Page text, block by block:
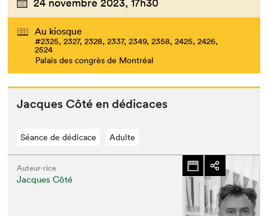
Au kiosque
#2325, 2327, 2328, 2337, 2349, 2358, 2425, 2426,
2524
Palais des congrès de Montréal
Jacques Côté en dédicaces
Séance de dédicace Adulte
Auteur·rice
Jacques Côté